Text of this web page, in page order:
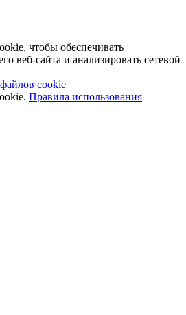
чтобы обеспечивать
веб-сайта и анализировать сетевой
cookie
Правила использования